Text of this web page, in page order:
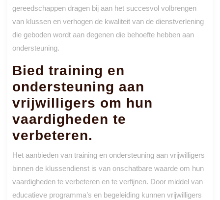
gereedschappen dragen bij aan het succesvol volbrengen
van klussen en verhogen de kwaliteit van de dienstverlening
die geboden wordt aan degenen die behoefte hebben aan
ondersteuning.
Bied training en
ondersteuning aan
vrijwilligers om hun
vaardigheden te
verbeteren.
Het aanbieden van training en ondersteuning aan vrijwilligers
binnen de klussendienst is van onschatbare waarde om hun
vaardigheden te verbeteren en te verfijnen. Door middel van
educatieve programma’s en begeleiding kunnen vrijwilligers